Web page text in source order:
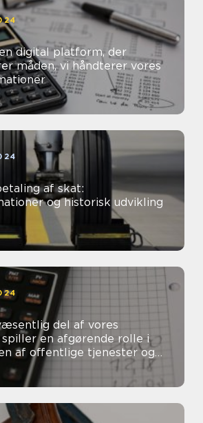
digital platform, der
måden, vi håndterer vores
af skat:
og historisk udvikling
del af vores
spiller en afgørende rolle i
af offentlige tjenester og